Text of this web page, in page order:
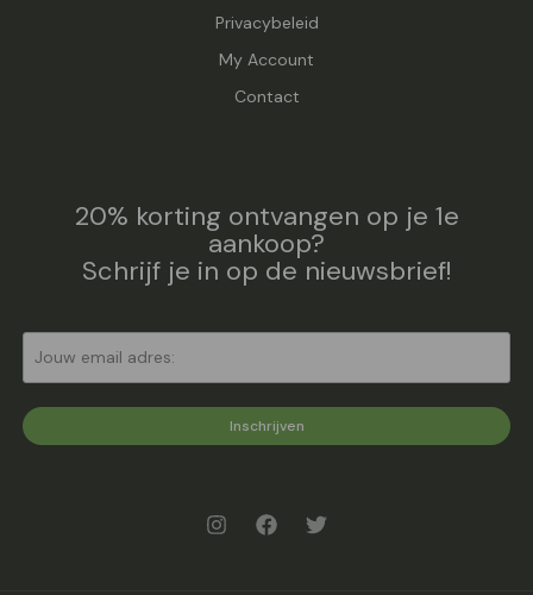
Privacybeleid
My Account
Contact
20% korting ontvangen op je 1e
aankoop?
Schrijf je in op de nieuwsbrief!
Inschrijven